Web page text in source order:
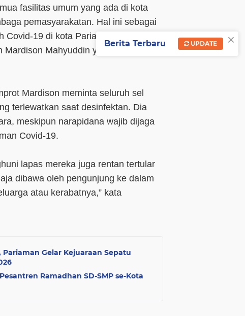
fasilitas umum yang ada di kota
pemasyarakatan. Hal ini sebagai
Covid-19 di kota Pariaman," kata
Mahyuddin yang memimpin
Mardison meminta seluruh sel
terlewatkan saat desinfektan. Dia
meskipun narapidana wajib dijaga
Covid-19.
lapas mereka juga rentan tertular
dibawa oleh pengunjung ke dalam
atau kerabatnya,” kata
Gelar Kejuaraan Sepatu
Ramadhan SD-SMP se-Kota
×
Berita Terbaru UPDATE